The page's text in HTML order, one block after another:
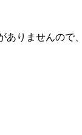
りませんので、